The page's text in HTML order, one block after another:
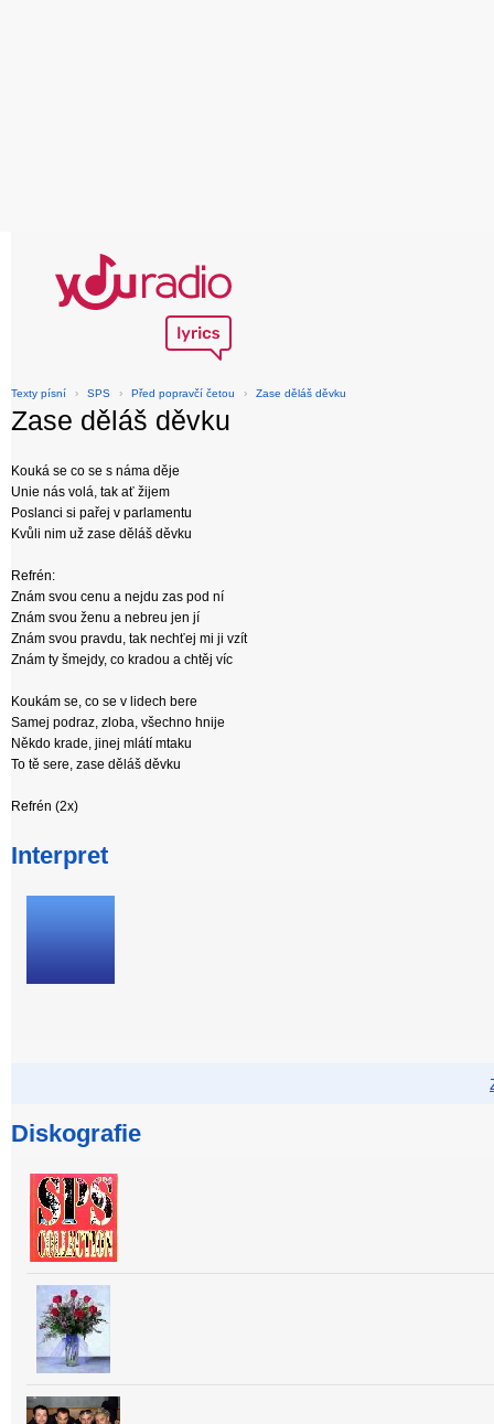
Texty písní › SPS › Před popravčí četou › Zase děláš děvku
Zase děláš děvku
Kouká se co se s náma děje
Unie nás volá, tak ať žijem
Poslanci si pařej v parlamentu
Kvůli nim už zase děláš děvku
Refrén:
Znám svou cenu a nejdu zas pod ní
Znám svou ženu a nebreu jen jí
Znám svou pravdu, tak nechťej mi ji vzít
Znám ty šmejdy, co kradou a chtěj víc
Koukám se, co se v lidech bere
Samej podraz, zloba, všechno hnije
Někdo krade, jinej mlátí mtaku
To tě sere, zase děláš děvku
Refrén (2x)
Interpret
Diskografie